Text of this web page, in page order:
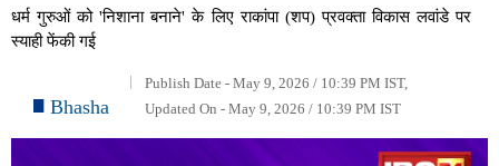
धर्म गुरुओं को 'निशाना बनाने' के लिए राकांपा (शप) प्रवक्ता विकास लवांडे पर
स्याही फेंकी गई
Bhasha
Publish Date - May 9, 2026 / 10:39 PM IST,
Updated On - May 9, 2026 / 10:39 PM IST